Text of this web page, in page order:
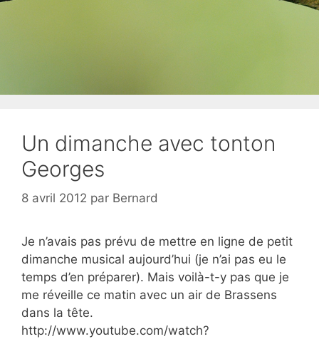
Un dimanche avec tonton
Georges
8 avril 2012 par Bernard
Je n’avais pas prévu de mettre en ligne de petit
dimanche musical aujourd’hui (je n’ai pas eu le
temps d’en préparer). Mais voilà-t-y pas que je
me réveille ce matin avec un air de Brassens
dans la tête.
http://www.youtube.com/watch?